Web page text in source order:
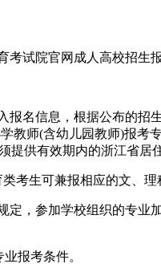
考试院官网成人高校招生
名信息，根据公布的
师(含幼儿园教师)报
供有效期内的浙江省居
考生可兼报相应的文、理
，参加学校组织的专
报考条件。